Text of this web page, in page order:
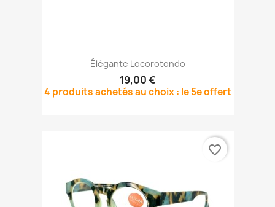
Élégante Locorotondo
19,00 €
4 produits achetés au choix : le 5e offert
favorite_border